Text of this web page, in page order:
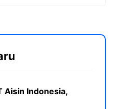
Aisin Indonesia,